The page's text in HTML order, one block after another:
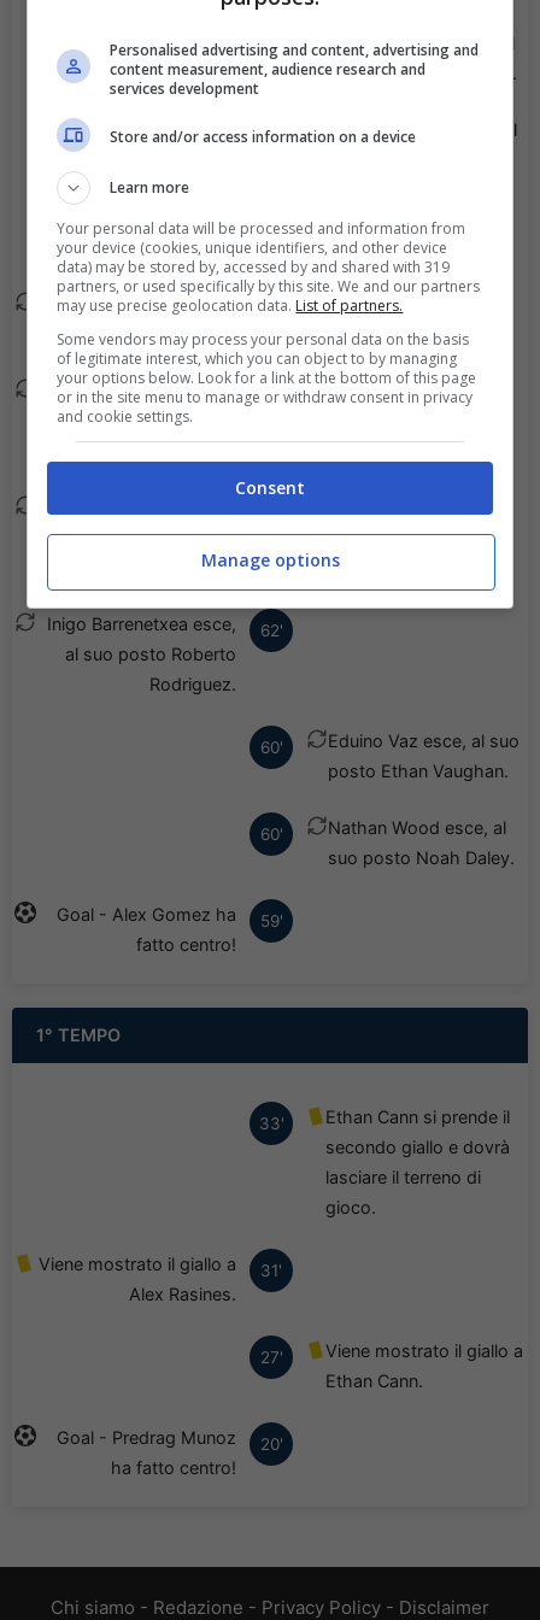
76'
Chris Venables esce, al
suo posto Ioan Phillips.
72'
Liam Shephard esce, al
72'
posto Marinho Manga.
69'
Miguel Lopez esce, al
suo posto Andy Villar.
62'
Predrag Munoz esce, al
suo posto Kun
62'
suo posto Moises San
Nicolas.
62'
Inigo Barrenetxea esce,
al suo posto Roberto
Rodriguez.
60'
Eduino Vaz esce, al suo
posto Ethan Vaughan.
60'
Nathan Wood esce, al
suo posto Noah Daley.
59'
Goal - Alex Gomez ha
fatto centro!
1° TEMPO
33'
Ethan Cann si prende il
secondo giallo e dovrà
lasciare il terreno di
gioco.
31'
Viene mostrato il giallo a
Alex Rasines.
27'
Viene mostrato il giallo a
Ethan Cann.
20'
Goal - Predrag Munoz
ha fatto centro!
Chi siamo - Redazione - Privacy Policy - Disclaimer
Personalised advertising and content, advertising and
content measurement, audience research and
services development
Store and/or access information on a device
Learn more
Your personal data will be processed and information from
your device (cookies, unique identifiers, and other device
data) may be stored by, accessed by and shared with 319
partners, or used specifically by this site. We and our partners
may use precise geolocation data. List of partners.
Some vendors may process your personal data on the basis
of legitimate interest, which you can object to by managing
your options below. Look for a link at the bottom of this page
or in the site menu to manage or withdraw consent in privacy
and cookie settings.
Consent
Manage options